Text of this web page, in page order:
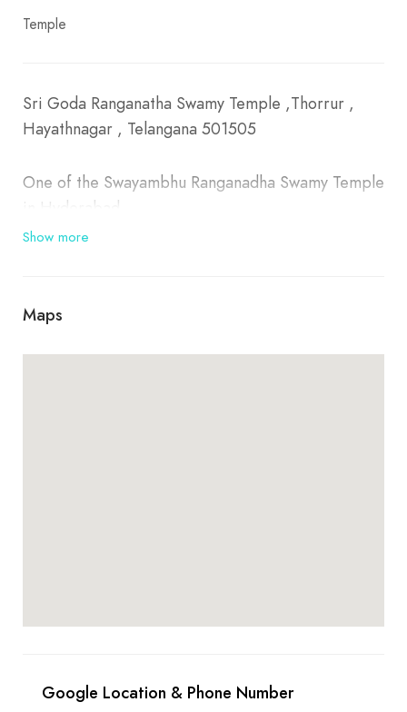
Temple
Sri Goda Ranganatha Swamy Temple ,Thorrur ,
Hayathnagar , Telangana 501505
One of the Swayambhu Ranganadha Swamy Temple
in Hyderabad
Show more
Maps